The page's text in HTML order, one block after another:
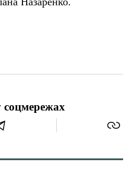
соцмережах